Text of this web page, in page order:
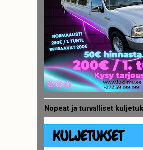
Nopeat ja turvalliset